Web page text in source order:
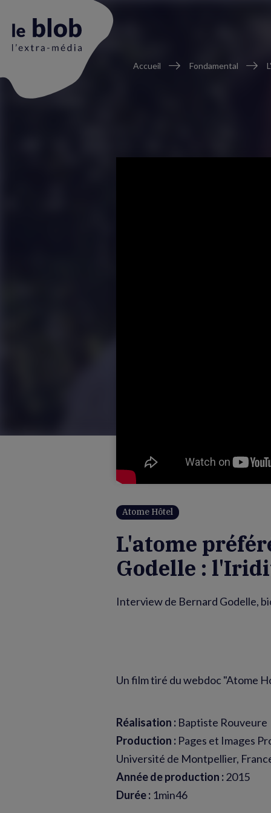
Fil
Accueil Fondamental
Atome Hôtel
L'atome
Godelle :
Interview de Bernard Godelle,
Un film tiré du webdoc "Atome
Réalisation : Baptiste Rouveure
Production : Pages et Images
Université de Montpellier,
Année de production :2015
Durée : 1min46